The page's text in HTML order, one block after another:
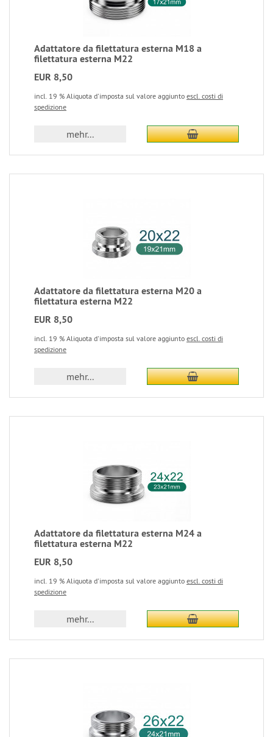
Adattatore da filettatura esterna M18 a
filettatura esterna M22
EUR 8,50
incl. 19 % Aliquota d'imposta sul valore aggiunto escl. costi di
spedizione
mehr...
Adattatore da filettatura esterna M20 a
filettatura esterna M22
EUR 8,50
incl. 19 % Aliquota d'imposta sul valore aggiunto escl. costi di
spedizione
mehr...
Adattatore da filettatura esterna M24 a
filettatura esterna M22
EUR 8,50
incl. 19 % Aliquota d'imposta sul valore aggiunto escl. costi di
spedizione
mehr...